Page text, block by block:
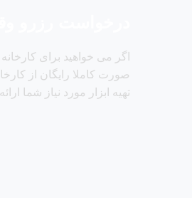
اگر می خواهید برای کارخانه
صورت کاملا رایگان از
تهیه ابزار مورد نیاز شما